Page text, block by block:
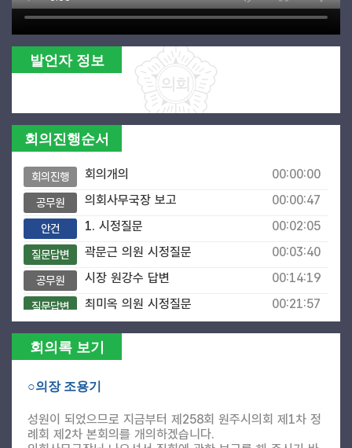
발언자 정보
회의진행순서
회의진행 회의개의 00:00:00
공무원 의회사무국장 보고 00:00:47
안건 1. 시정질문 00:02:05
질문답변 곽문근 의원 시정질문 00:03:40
공무원 시장 원강수 답변 00:14:19
질문답변 최미옥 의원 시정질문 00:21:57
공무원 시장 원강수 답변 00:33:32
질문답변 곽문근 의원 보충질문
공무원 시장 원강수 답변
공무원 시장 원강수 답변
회의록 보기
○의장 조용기
성원이 되었으므로 지금부터 제258회 원주시의회 제1차 정
례회 제2차 본회의를 개의하겠습니다.